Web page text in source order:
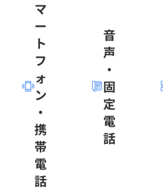
マ
ー
ト
フ
ォ
ン
・
携
帯
電
話
音
声
・
固
定
電
話